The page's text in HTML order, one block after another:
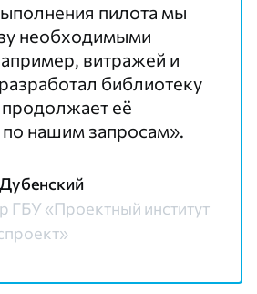
пилота мы
необходимыми
витражей и
библиотеку
её
нашим запросам».
ГБУ «Проектный институт